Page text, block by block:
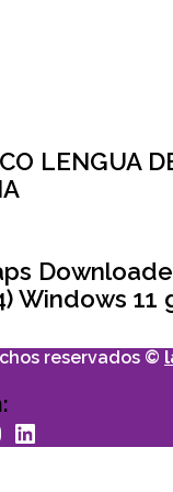
LENGUA
Windows 11
reservados ©
Linkedin